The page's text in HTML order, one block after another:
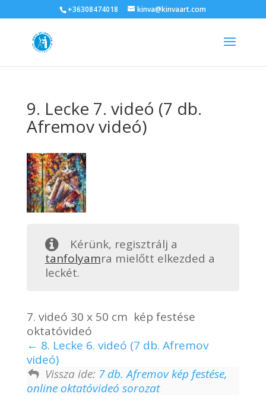
+36308474018 kinva@kinvaart.com
9. Lecke 7. videó (7 db.
Afremov videó)
Kérünk, regisztrálj a
tanfolyamra mielőtt elkezded a
leckét.
7. videó 30 x 50 cm kép festése
oktatóvideó
8. Lecke 6. videó (7 db. Afremov
videó)
Vissza ide: 7 db. Afremov kép festése,
online oktatóvideó sorozat